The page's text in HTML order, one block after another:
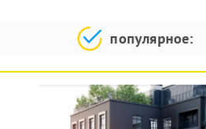
популярное: